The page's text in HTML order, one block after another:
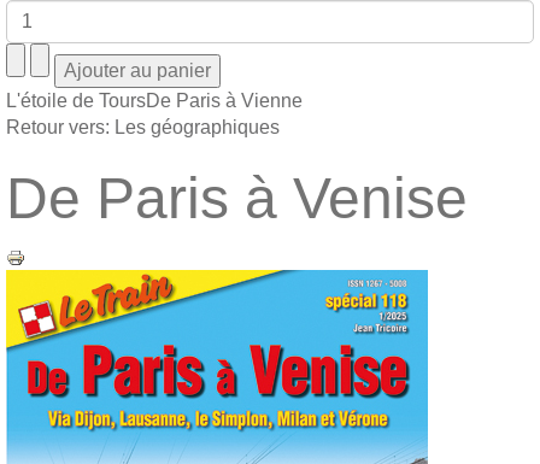
L'étoile de ToursDe Paris à Vienne
Retour vers: Les géographiques
De Paris à Venise